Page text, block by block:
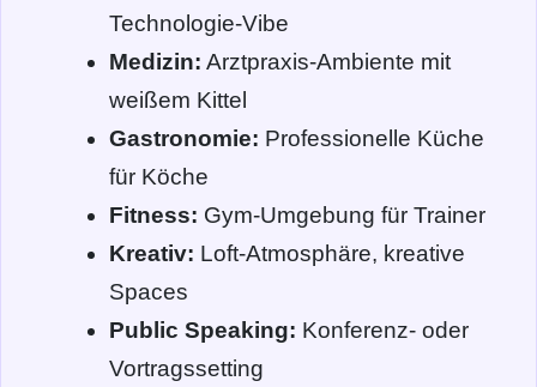
Technologie-Vibe
Medizin: Arztpraxis-Ambiente mit
weißem Kittel
Gastronomie: Professionelle Küche
für Köche
Fitness: Gym-Umgebung für Trainer
Kreativ: Loft-Atmosphäre, kreative
Spaces
Public Speaking: Konferenz- oder
Vortragssetting